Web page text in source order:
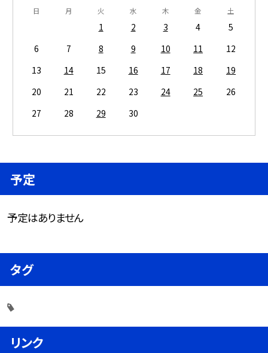
日 月 火 水 木 金 土
1 2 3 4
5
6
7 8 9 10 11
12
13
14 15 16 17 18
19
20
21 22 23 24 25
26
27
28 29 30
予定
予定はありません
タグ
リンク